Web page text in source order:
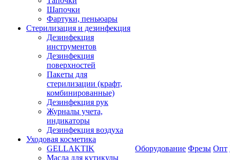
Шапочки
Фартуки, пеньюары
Стерилизация и дезинфекция
Дезинфекция
инструментов
Дезинфекция
поверхностей
Пакеты для
стерилизации (крафт,
комбинированные)
Дезинфекция рук
Журналы учета,
индикаторы
Дезинфекция воздуха
Уходовая косметика
GELLAKTIK
Масла для кутикулы
Оборудование Фрезы Опт